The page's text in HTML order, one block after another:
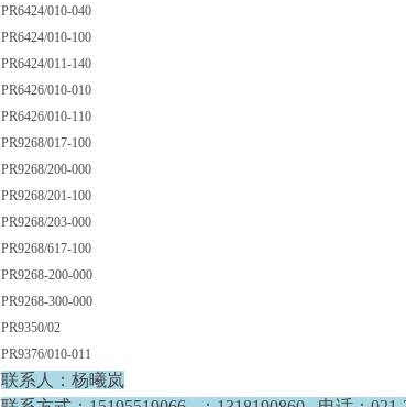
PR6424/010-040
PR6424/010-100
PR6424/011-140
PR6426/010-010
PR6426/010-110
PR9268/017-100
PR9268/200-000
PR9268/201-100
PR9268/203-000
PR9268/617-100
PR9268-200-000
PR9268-300-000
PR9350/02
PR9376/010-011
联系人：杨曦岚